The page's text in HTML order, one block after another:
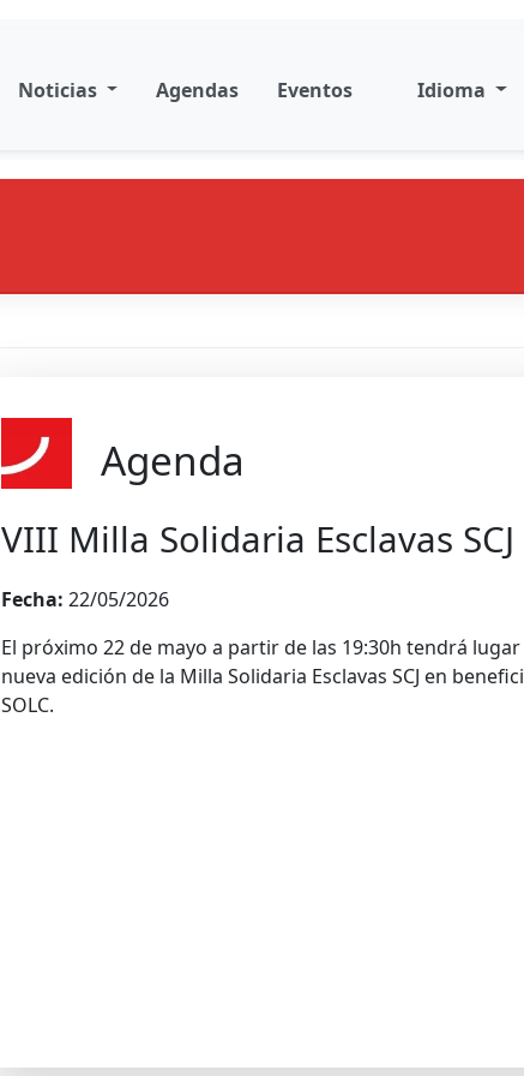
Noticias Agendas Eventos Idioma
Agenda
VIII Milla Solidaria Esclavas SCJ
Fecha: 22/05/2026
El próximo 22 de mayo a partir de las 19:30h tendrá
nueva edición de la Milla Solidaria Esclavas SCJ en
SOLC.